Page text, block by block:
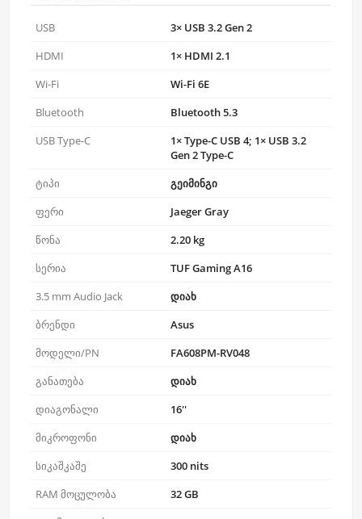
USB
3× USB 3.2 Gen 2
HDMI
1× HDMI 2.1
Wi-Fi
Wi-Fi 6E
Bluetooth
Bluetooth 5.3
USB Type-C
1× Type-C USB 4; 1× USB 3.2
Gen 2 Type-C
ტიპი
გეიმინგი
ფერი
Jaeger Gray
წონა
2.20 kg
სერია
TUF Gaming A16
3.5 mm Audio Jack
დიახ
ბრენდი
Asus
მოდელი/PN
FA608PM-RV048
განათება
დიახ
დიაგონალი
16''
მიკროფონი
დიახ
სიკაშკაშე
300 nits
RAM მოცულობა
32 GB